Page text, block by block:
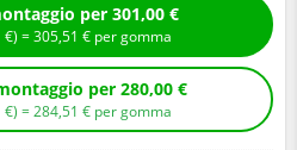
Compra con montaggio per 301,00 €
€ ) =305,51 € per gomma
Compra senza montaggio per 280,00 €
€ ) =284,51 € per gomma